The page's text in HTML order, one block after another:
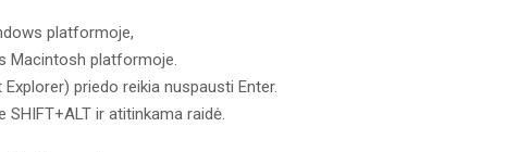
platformoje,
Macintosh platformoje.
priedo reikia nuspausti Enter.
ir atitinkama raidė.